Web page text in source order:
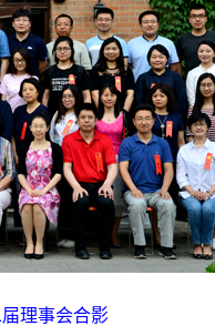
理事会合影